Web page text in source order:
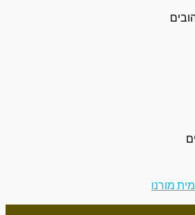
מורנו